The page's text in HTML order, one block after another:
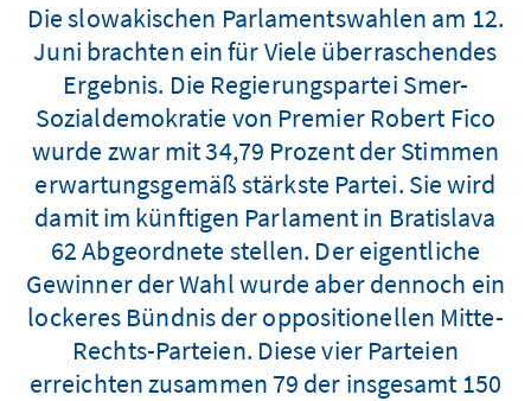
Die slowakischen Parlamentswahlen am 12.
Juni brachten ein für Viele überraschendes
Ergebnis. Die Regierungspartei Smer-
Sozialdemokratie von Premier Robert Fico
wurde zwar mit 34,79 Prozent der Stimmen
erwartungsgemäß stärkste Partei. Sie wird
damit im künftigen Parlament in Bratislava
62 Abgeordnete stellen. Der eigentliche
Gewinner der Wahl wurde aber dennoch ein
lockeres Bündnis der oppositionellen Mitte-
Rechts-Parteien. Diese vier Parteien
erreichten zusammen 79 der insgesamt 150